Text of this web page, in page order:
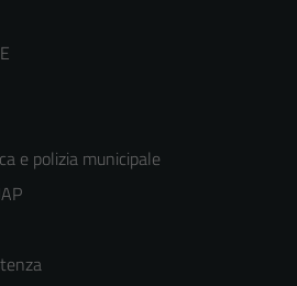
e polizia municipale